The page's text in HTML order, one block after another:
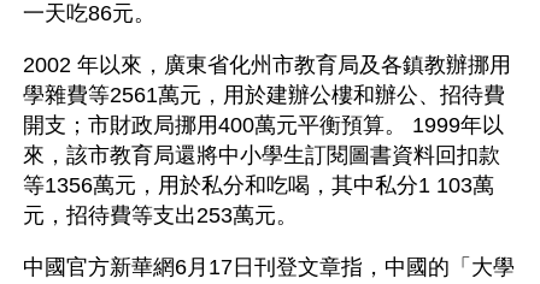
一天吃86元。
2002 年以來，廣東省化州市教育局及各鎮教辦挪用
學雜費等2561萬元，用於建辦公樓和辦公、招待費
開支；市財政局挪用400萬元平衡預算。 1999年以
來，該市教育局還將中小學生訂閱圖書資料回扣款
等1356萬元，用於私分和吃喝，其中私分1 103萬
元，招待費等支出253萬元。
中國官方新華網6月17日刊登文章指，中國的「大學